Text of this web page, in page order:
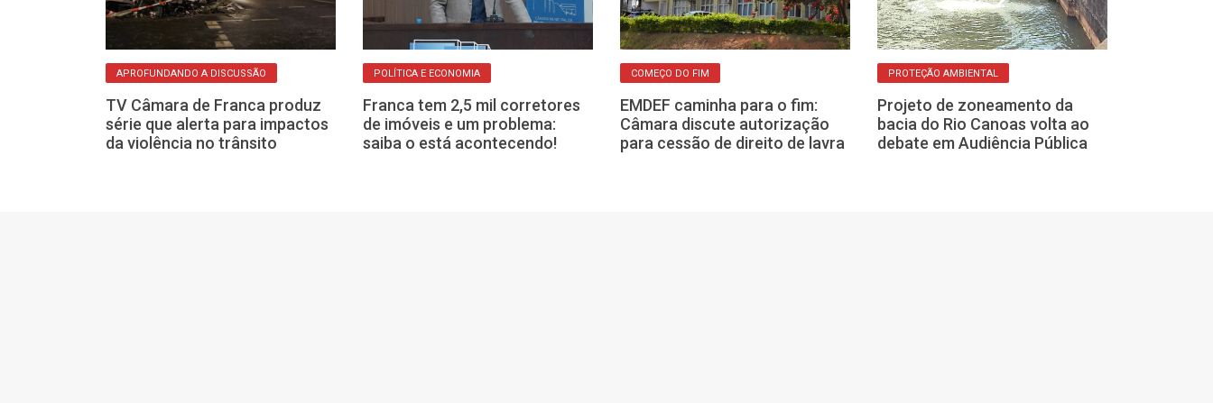
APROFUNDANDO A DISCUSSÃO
TV Câmara de Franca produz
série que alerta para impactos
da violência no trânsito
POLÍTICA E ECONOMIA
Franca tem 2,5 mil corretores
de imóveis e um problema:
saiba o está acontecendo!
COMEÇO DO FIM
EMDEF caminha para o fim:
Câmara discute autorização
para cessão de direito de lavra
PROTEÇÃO AMBIENTAL
Projeto de zoneamento da
bacia do Rio Canoas volta ao
debate em Audiência Pública